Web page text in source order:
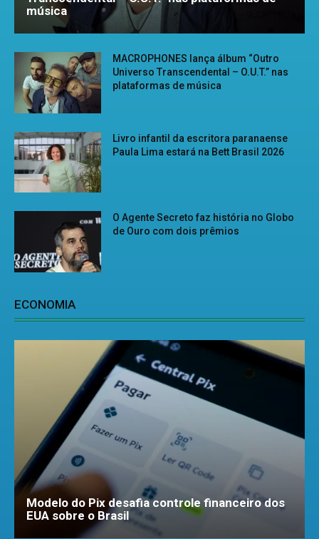
música
MACROPHONES lança álbum “Outro
Universo Transcendental – O.U.T.” nas
plataformas de música
Livro infantil da escritora paranaense
Paula Lima estará na Bett Brasil 2026
O Agente Secreto faz história no Globo
de Ouro com dois prêmios
ECONOMIA
Modelo do Pix desafia controle financeiro dos
EUA sobre o Brasil